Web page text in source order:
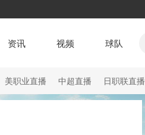
资讯 视频 球队
美职业直播 中超直播 日职联直播